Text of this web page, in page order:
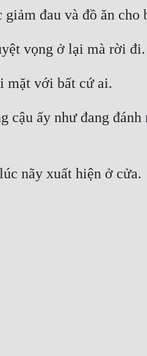
đau và đồ ăn cho
vọng ở lại mà rời đi.
mặt với bất cứ ai.
ấy như đang
nãy xuất hiện ở cửa.